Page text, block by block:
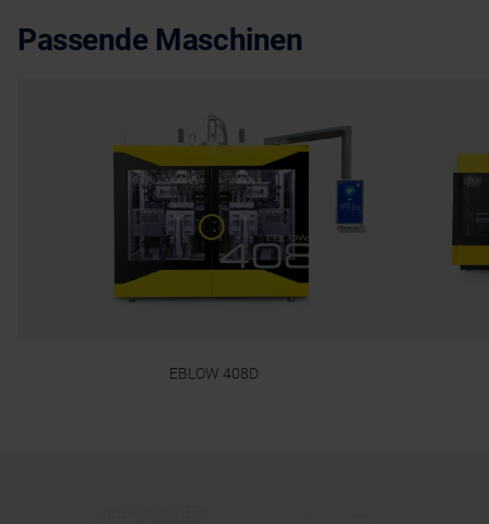
Passende Maschinen
EBLOW 408D